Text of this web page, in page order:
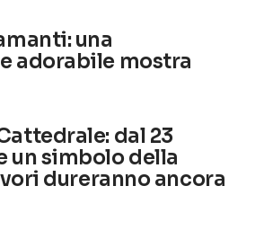
una
adorabile mostra
dal 23
un simbolo della
dureranno ancora